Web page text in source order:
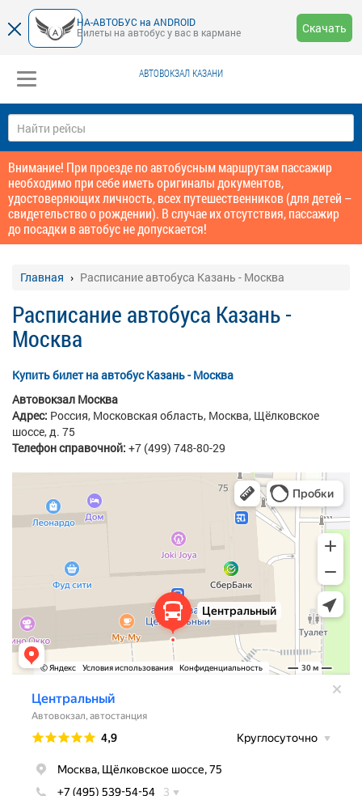
НА-АВТОБУС на ANDROID
Билеты на автобус у вас в кармане
Скачать
АВТОВОКЗАЛ КАЗАНИ
Внимание! При проезде по автобусным маршрутам пассажир
необходимо при себе иметь оригиналы документов,
удостоверяющих личность, всех путешественников (для детей –
свидетельство о рождении). В случае их отсутствия, пассажир
до посадки в автобус не допускается!
Главная Расписание автобуса Казань - Москва
Расписание автобуса Казань -
Москва
Купить билет на автобус Казань - Москва
Автовокзал Москва
Адрес: Россия, Московская область, Москва, Щёлковское
шоссе, д. 75
Телефон справочной: +7 (499) 748-80-29